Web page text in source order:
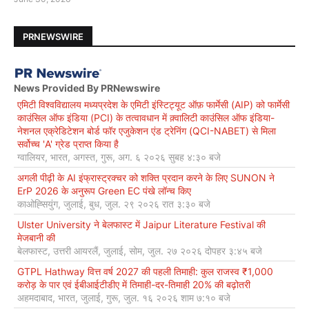
PRNEWSWIRE
News Provided By PRNewswire
एमिटी विश्वविद्यालय मध्यप्रदेश के एमिटी इंस्टिट्यूट ऑफ़ फार्मेसी (AIP) को फार्मेसी
काउंसिल ऑफ इंडिया (PCI) के तत्वावधान में क़्वालिटी काउंसिल ऑफ इंडिया-
नेशनल एक्रेडिटेशन बोर्ड फॉर एजुकेशन एंड ट्रेनिंग (QCI-NABET) से मिला
सर्वोच्च 'A' ग्रेड प्राप्त किया है
ग्वालियर, भारत, अगस्त, गुरू, अग. ६ २०२६ सुबह ४:३० बजे
अगली पीढ़ी के AI इंफ्रास्ट्रक्चर को शक्ति प्रदान करने के लिए SUNON ने
ErP 2026 के अनुरूप Green EC पंखे लॉन्च किए
काओह्सियुंग, जुलाई, बुध, जुल. २९ २०२६ रात ३:३० बजे
Ulster University ने बेलफास्ट में Jaipur Literature Festival की
मेजबानी की
बेलफास्ट, उत्तरी आयरलैं, जुलाई, सोम, जुल. २७ २०२६ दोपहर ३:४५ बजे
GTPL Hathway वित्त वर्ष 2027 की पहली तिमाही: कुल राजस्व ₹1,000
करोड़ के पार एवं ईबीआईटीडीए में तिमाही-दर-तिमाही 20% की बढ़ोतरी
अहमदाबाद, भारत, जुलाई, गुरू, जुल. १६ २०२६ शाम ७:१० बजे